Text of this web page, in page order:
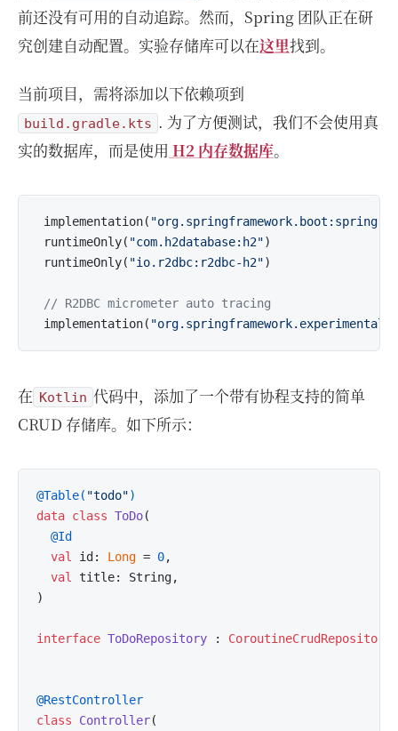
前还没有可用的自动追踪。然而，Spring 团队正在研
究创建自动配置。实验存储库可以在这里找到。
当前项目，需将添加以下依赖项到
build.gradle.kts . 为了方便测试，我们不会使用真
实的数据库，而是使用 H2 内存数据库。
implementation( "org.springframework.boot:spring-
runtimeOnly( "com.h2database:h2")
runtimeOnly( "io.r2dbc:r2dbc-h2")
// R2DBC micrometer auto tracing
implementation(
在 Kotlin 代码中，添加了一个带有协程支持的简单
CRUD 存储库。如下所示：
@Table( "todo")
data class ToDo(
@Id
val
id: Long = 0,
val
title: String,
)
interface ToDoRepository : CoroutineCrudRepository
@RestController
class
Controller(